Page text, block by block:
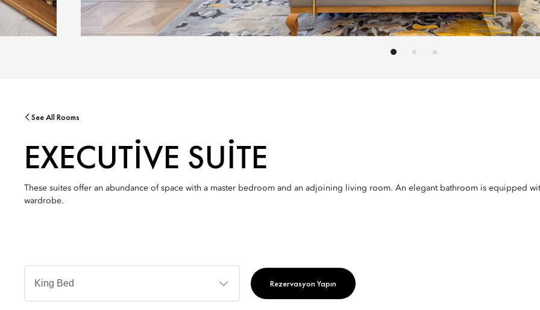
See All Rooms
EXECUTIVE SUITE
These suites offer an abundance of space with a master bedroom and an adjoining living room. An elegant bathroom is equipped
wardrobe.
Yatak
Türleri
Rezervasyon Yapın